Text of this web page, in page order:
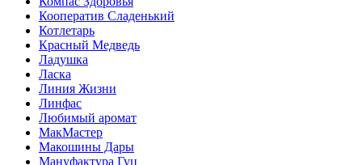
Кооператив Сладенький
Котлетарь
Красный Медведь
Ладушка
Ласка
Линия Жизни
Линфас
Любимый аромат
МакМастер
Макошины Дары
Мануфактура Гуц